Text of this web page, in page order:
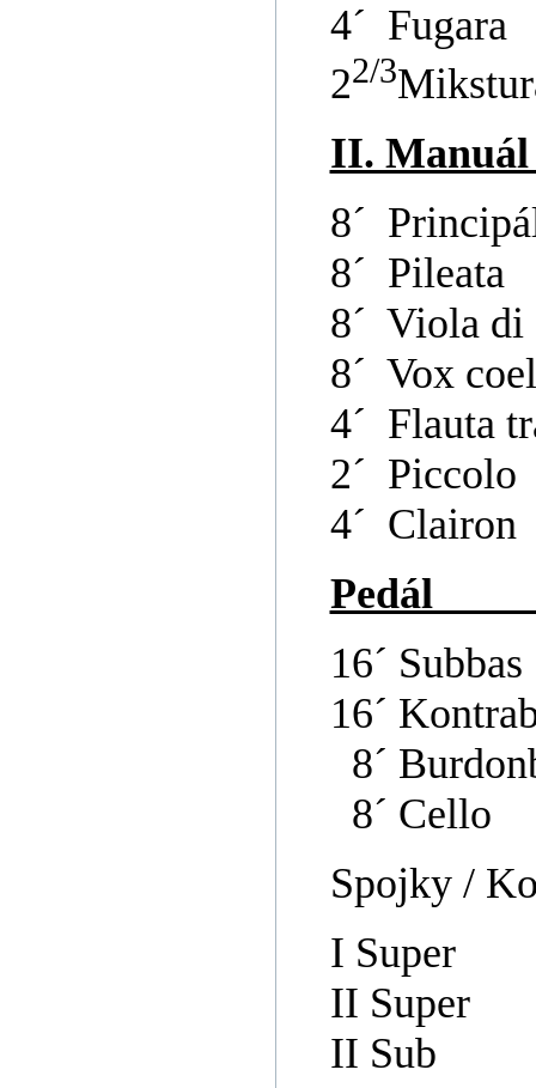
4´ Fugara
22/3
II.
8´
8´ Pileata
8´ Viola di
8´ Vox
4´ Flauta
2´ Piccolo
4´ Clairon
16´ Subbas
16´
8´
8´ Cello
Spojky /
I Super
II Super
II Sub